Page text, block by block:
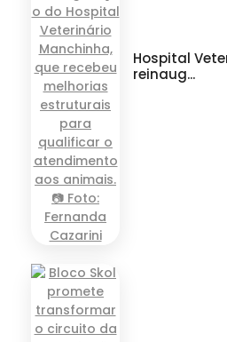
Hospital
reinaug...